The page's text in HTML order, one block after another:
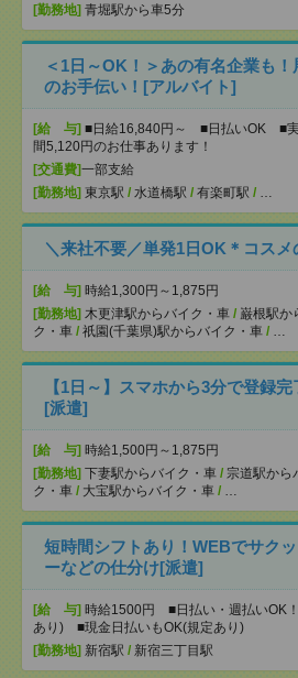
[勤務地] 青堀駅から車5分
＜1日～OK！＞あの有名企業も
のお手伝い！[アルバイト]
[給 与] ■日給16,840円～ ■日払いOK ■
間5,120円のお仕事あります！
[交通費]一部支給
[勤務地] 東京駅 / 水道橋駅 / 有楽町駅 / …
＼来社不要／単発1日OK＊コス
[給 与] 時給1,300円～1,875円
[勤務地] 木更津駅からバイク・車 / 巌根駅か
ク・車 / 祇園(千葉県)駅からバイク・車 / …
【1日～】スマホから3分で登録
[派遣]
[給 与] 時給1,500円～1,875円
[勤務地] 下妻駅からバイク・車 / 宗道駅から
ク・車 / 大宝駅からバイク・車 / …
短時間シフトあり！WEBでサク
ーなどの仕分け[派遣]
[給 与] 時給1500円 ■日払い・週払いOK
あり) ■現金日払いもOK(規定あり)
[勤務地] 新宿駅 / 新宿三丁目駅